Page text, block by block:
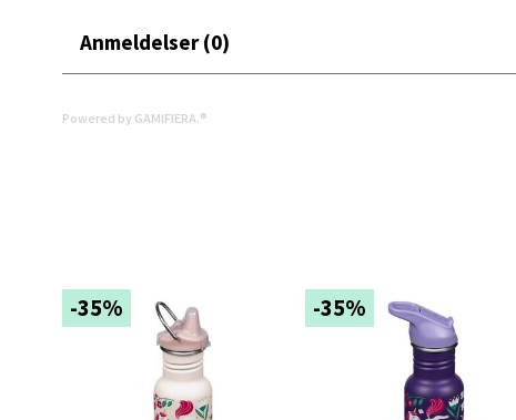
Anmeldelser (0)
Powered by GAMIFIERA.®
-35% -35%
Åpent i